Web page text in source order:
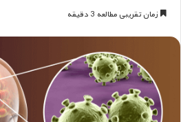
زمان تقریبی مطالعه 3 دقیقه